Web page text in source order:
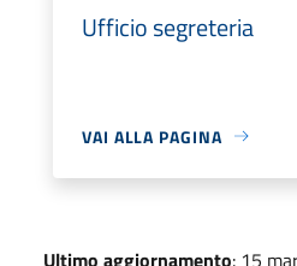
Ufficio segreteria
VAI ALLA PAGINA
Ultimo aggiornamento: 15